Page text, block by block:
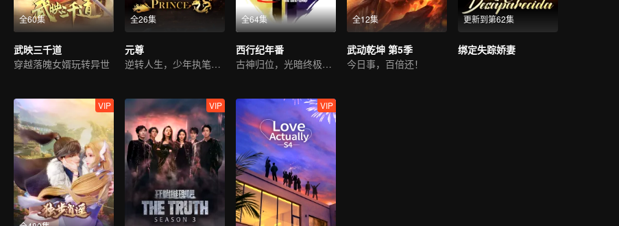
全60集
武映三千道
穿越落魄女婿玩转异世
全26集
元尊
逆转人生，少年执笔破苍穹
全64集
西行纪年番
古神归位，光暗终极一战
全12集
武动乾坤 第5季
今日事，百倍还！
更新到第62集
绑定失踪娇妻
VIP VIP VIP